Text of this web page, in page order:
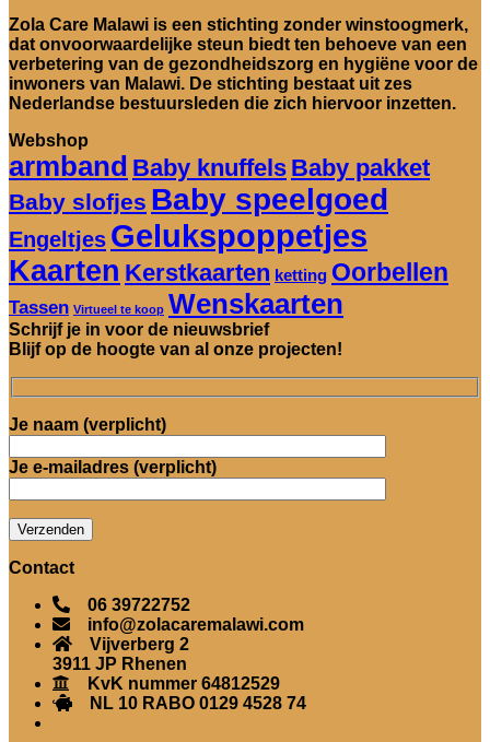
Zola Care Malawi is een stichting zonder winstoogmerk,
dat onvoorwaardelijke steun biedt ten behoeve van een
verbetering van de gezondheidszorg en hygiëne voor de
inwoners van Malawi. De stichting bestaat uit zes
Nederlandse bestuursleden die zich hiervoor inzetten.
Webshop
armband Baby knuffels Baby pakket
Baby slofjes Baby speelgoed
Engeltjes Gelukspoppetjes
Kaarten Kerstkaarten ketting Oorbellen
Tassen Virtueel te koop Wenskaarten
Schrijf je in voor de nieuwsbrief
Blijf op de hoogte van al onze projecten!
Je naam (verplicht)
Je e-mailadres (verplicht)
Contact
06 39722752
info@zolacaremalawi.com
Vijverberg 2
3911 JP Rhenen
KvK nummer 64812529
NL 10 RABO 0129 4528 74